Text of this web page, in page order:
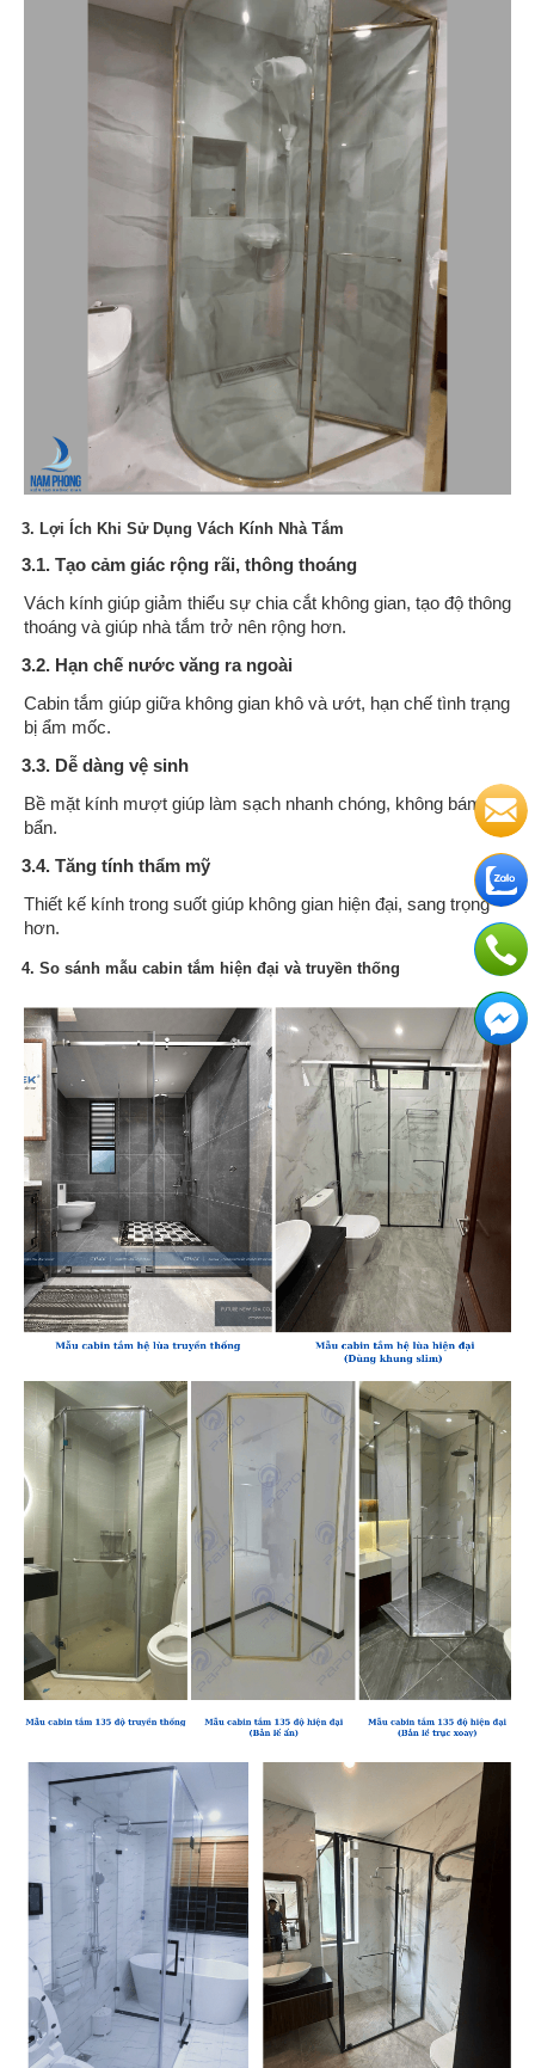
3. Lợi Ích Khi Sử Dụng Vách Kính Nhà Tắm
3.1. Tạo cảm giác rộng rãi, thông thoáng
Vách kính giúp giảm thiểu sự chia cắt không gian, tạo độ thông
thoáng và giúp nhà tắm trở nên rộng hơn.
3.2. Hạn chế nước văng ra ngoài
Cabin tắm giúp giữa không gian khô và ướt, hạn chế tình trạng
bị ẩm mốc.
3.3. Dễ dàng vệ sinh
Bề mặt kính mượt giúp làm sạch nhanh chóng, không bám bụi
bẩn.
3.4. Tăng tính thẩm mỹ
Thiết kế kính trong suốt giúp không gian hiện đại, sang trọng
hơn.
4. So sánh mẫu cabin tắm hiện đại và truyền thống